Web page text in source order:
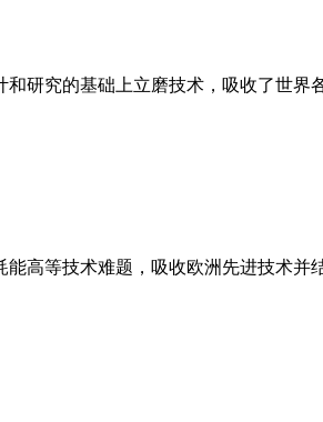
研究的基础上立磨技术，吸收了世
高等技术难题，吸收欧洲先进技术